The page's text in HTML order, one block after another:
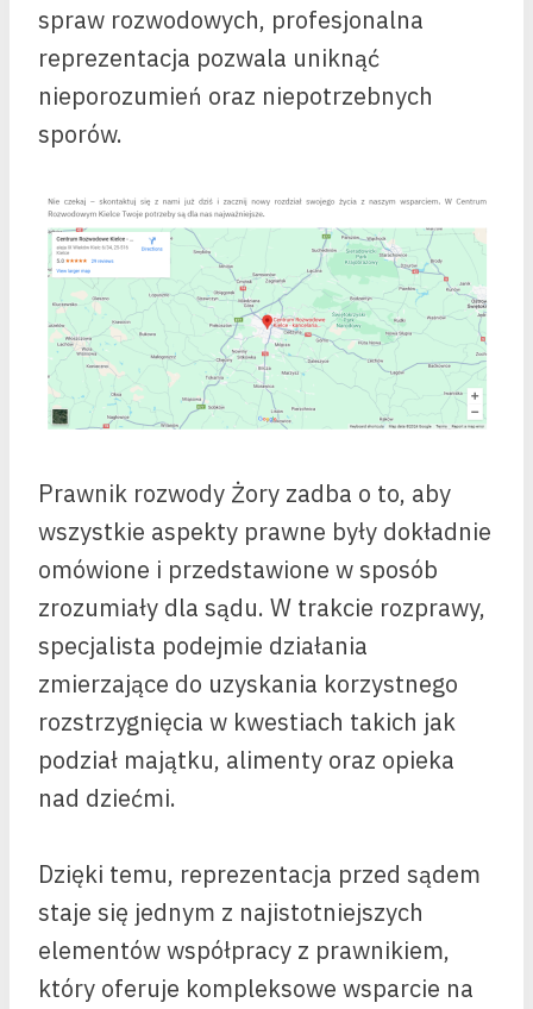
spraw rozwodowych, profesjonalna
reprezentacja pozwala uniknąć
nieporozumień oraz niepotrzebnych
sporów.
Prawnik rozwody Żory zadba o to, aby
wszystkie aspekty prawne były dokładnie
omówione i przedstawione w sposób
zrozumiały dla sądu. W trakcie rozprawy,
specjalista podejmie działania
zmierzające do uzyskania korzystnego
rozstrzygnięcia w kwestiach takich jak
podział majątku, alimenty oraz opieka
nad dziećmi.
Dzięki temu, reprezentacja przed sądem
staje się jednym z najistotniejszych
elementów współpracy z prawnikiem,
który oferuje kompleksowe wsparcie na